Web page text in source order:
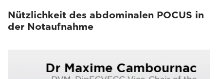
Nützlichkeit des abdominalen POCUS in
der Notaufnahme